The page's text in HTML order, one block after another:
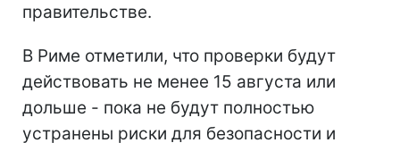
правительстве.
В Риме отметили, что проверки будут
действовать не менее 15 августа или
дольше - пока не будут полностью
устранены риски для безопасности и